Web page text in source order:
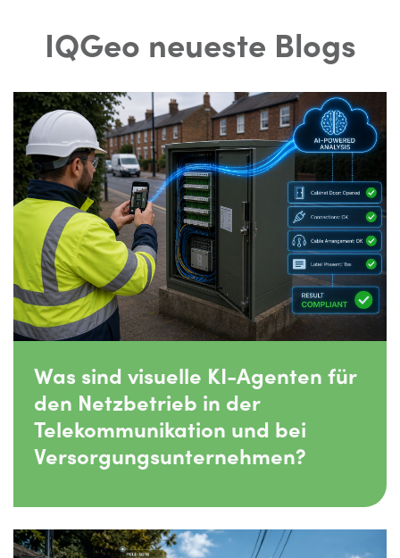
IQGeo neueste Blogs
Was sind visuelle KI-Agenten für
den Netzbetrieb in der
Telekommunikation und bei
Versorgungsunternehmen?